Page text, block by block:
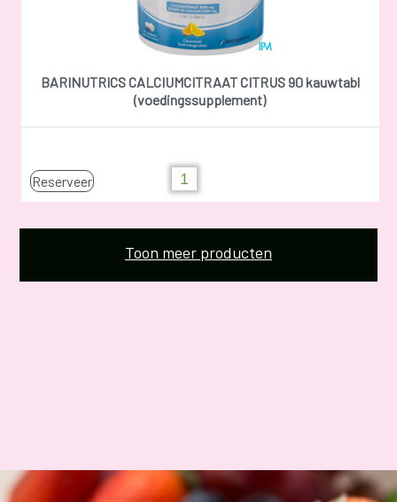
BARINUTRICS CALCIUMCITRAAT CITRUS 90 kauwtabl
(voedingssupplement)
Reserveer
Toon meer producten